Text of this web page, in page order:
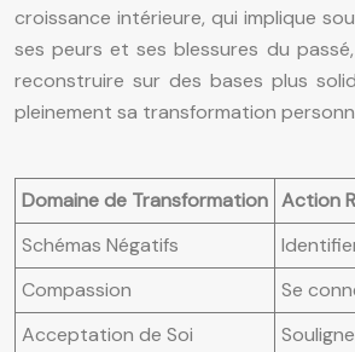
croissance intérieure, qui implique
ses peurs et ses blessures du
reconstruire sur des bases plus
pleinement sa transformation
Domaine de Transformation Action
Schémas Négatifs
Compassion
Se
Acceptation de Soi